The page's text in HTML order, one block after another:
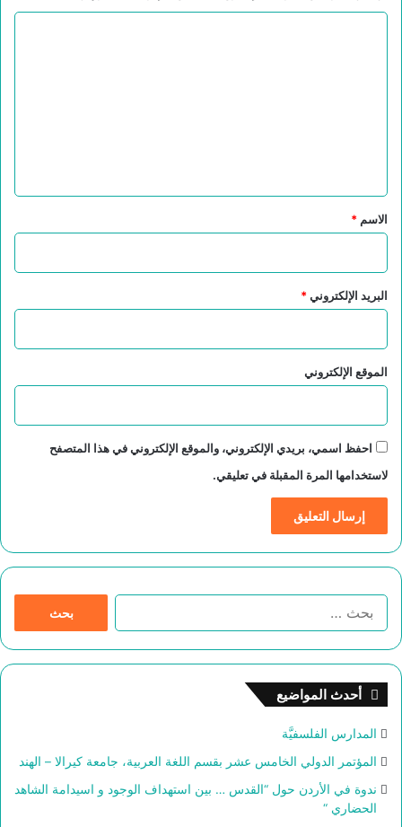
*
الاسم *
البريد الإلكتروني*
الموقع الإلكتروني
احفظ اسمي، بريدي الإلكتروني، والموقع الإلكتروني في هذا المتصفح
لاستخدامها المرة المقبلة في تعليقي.
أحدث المواضيع
المدارس الفلسفيَّة
المؤتمر الدولي الخامس عشر بقسم اللغة العربية، جامعة كيرالا – الهند
ندوة في الأردن حول “القدس … بين استهداف الوجود و اسيدامة الشاهد
الحضاري “